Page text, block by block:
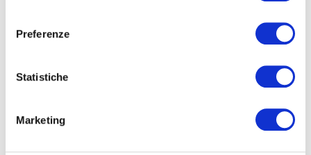
Preferenze
Statistiche
Marketing